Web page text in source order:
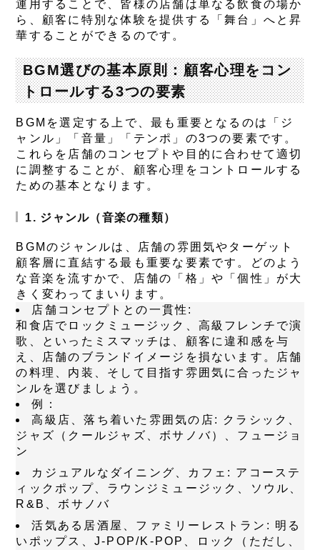
運用することで、皆様の店舗は単なる飲食の場か
ら、顧客に特別な体験を提供する「舞台」へと昇
華することができるのです。
BGM選びの基本原則：顧客心理をコン
トロールする3つの要素
BGMを選定する上で、最も重要となるのは「ジ
ャンル」「音量」「テンポ」の3つの要素です。
これらを店舗のコンセプトや目的に合わせて適切
に調整することが、顧客心理をコントロールする
ための基本となります。
1. ジャンル（音楽の種類）
BGMのジャンルは、店舗の雰囲気やターゲット
顧客層に直結する最も重要な要素です。どのよう
な音楽を流すかで、店舗の「格」や「個性」が大
きく変わってまいります。
店舗コンセプトとの一貫性:
和食店でロックミュージック、高級フレンチで演
歌、といったミスマッチは、顧客に違和感を与
え、店舗のブランドイメージを損ないます。店舗
の料理、内装、そして目指す雰囲気に合ったジャ
ンルを選びましょう。
例：
高級店、落ち着いた雰囲気の店:
クラシック、
ジャズ（クールジャズ、ボサノバ）、フュージョ
ン
カジュアルなダイニング、カフェ: アコーステ
ィックポップ、ラウンジミュージック、ソウル、
R&B、ボサノバ
活気ある居酒屋、ファミリーレストラン: 明る
いポップス、J-POP/K-POP、ロック（ただし、